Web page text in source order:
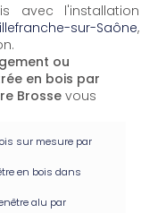
avec l'installation
sur-Saône,
ou
en bois par
Brossevous
sur mesure par
en bois dans
alu par